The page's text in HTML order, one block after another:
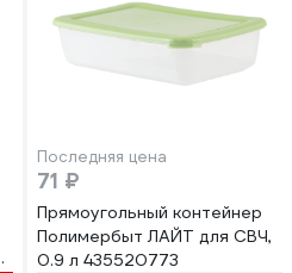
Последняя цена
71 ₽
Прямоугольный контейнер
Полимербыт ЛАЙТ для СВЧ,
0.9 л 435520773